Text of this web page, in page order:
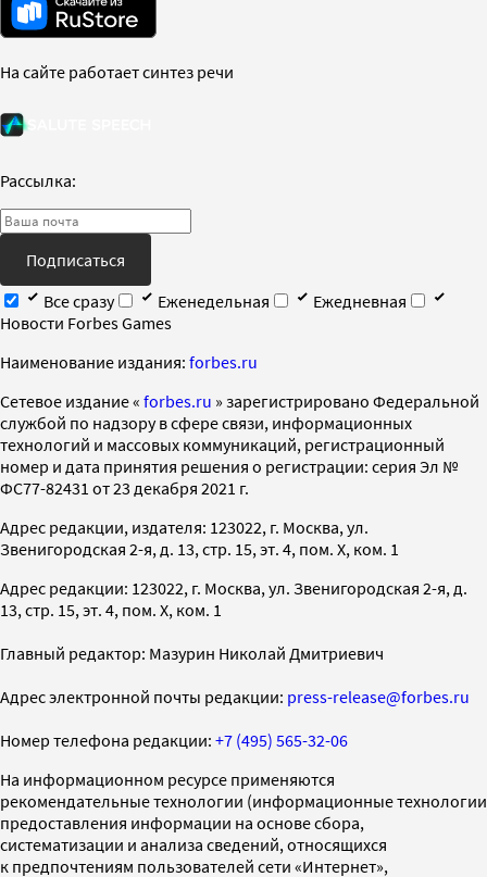
На сайте работает синтез речи
Рассылка:
Подписаться
Все сразу
Еженедельная
Ежедневная
Новости Forbes Games
Наименование издания: forbes.ru
Cетевое издание « forbes.ru » зарегистрировано Федеральной
службой по надзору в сфере связи, информационных
технологий и массовых коммуникаций, регистрационный
номер и дата принятия решения о регистрации: серия Эл №
ФС77-82431 от 23 декабря 2021 г.
Адрес редакции, издателя: 123022, г. Москва, ул.
Звенигородская 2-я, д. 13, стр. 15, эт. 4, пом. X, ком. 1
Адрес редакции: 123022, г. Москва, ул. Звенигородская 2-я, д.
13, стр. 15, эт. 4, пом. X, ком. 1
Главный редактор: Мазурин Николай Дмитриевич
Адрес электронной почты редакции: press-release@forbes.ru
Номер телефона редакции: +7 (495) 565-32-06
На информационном ресурсе применяются
рекомендательные технологии (информационные технологии
предоставления информации на основе сбора,
систематизации и анализа сведений, относящихся
к предпочтениям пользователей сети «Интернет»,